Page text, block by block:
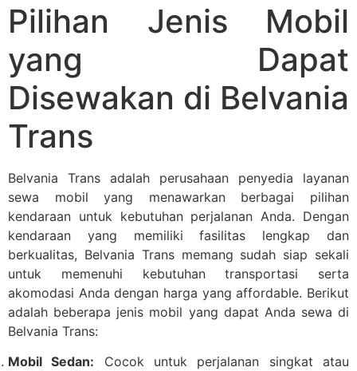
Pilihan Jenis Mobil
yang Dapat
Disewakan di Belvania
Trans
Belvania Trans adalah perusahaan penyedia layanan
sewa mobil yang menawarkan berbagai pilihan
kendaraan untuk kebutuhan perjalanan Anda. Dengan
kendaraan yang memiliki fasilitas lengkap dan
berkualitas, Belvania Trans memang sudah siap sekali
untuk memenuhi kebutuhan transportasi serta
akomodasi Anda dengan harga yang affordable. Berikut
adalah beberapa jenis mobil yang dapat Anda sewa di
Belvania Trans:
Mobil Sedan: Cocok untuk perjalanan singkat atau